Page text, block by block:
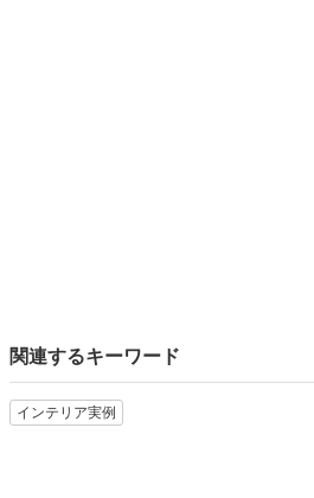
関連するキーワード
インテリア実例